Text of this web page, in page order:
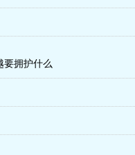
要拥护什么